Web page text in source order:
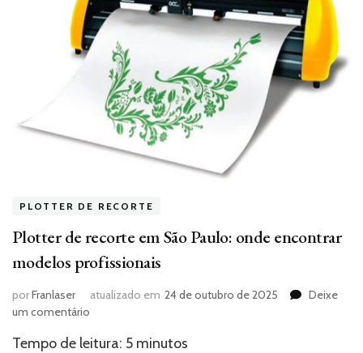
PLOTTER DE RECORTE
Plotter de recorte em São Paulo: onde encontrar
modelos profissionais
porFranlaser atualizado em 24 de outubro de 2025
Deixe
um comentário
de
Tempo de leitura: 5 minutos